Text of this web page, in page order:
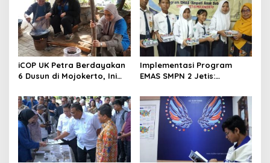
n
iCOP UK Petra Berdayakan
6 Dusun di Mojokerto, Ini
Implementasi Program
EMAS SMPN 2 Jetis:
Pancasila